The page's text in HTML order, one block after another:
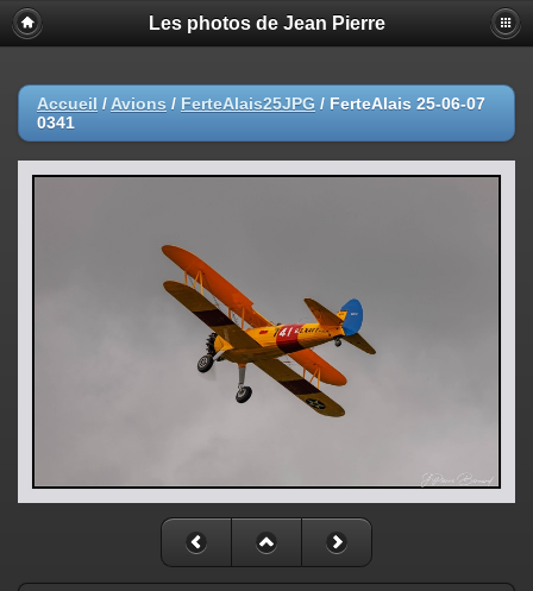
Les photos de Jean Pierre
Accueil / Avions / FerteAlais25JPG / FerteAlais 25-06-07
0341